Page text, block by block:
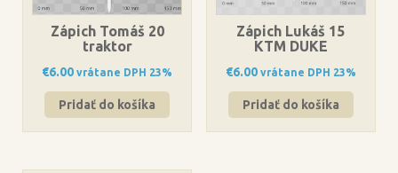
Zápich Tomáš 20
traktor
€6.00 vrátane DPH 23%
Pridať do košíka
Zápich Lukáš 15
KTM DUKE
€6.00 vrátane DPH 23%
Pridať do košíka